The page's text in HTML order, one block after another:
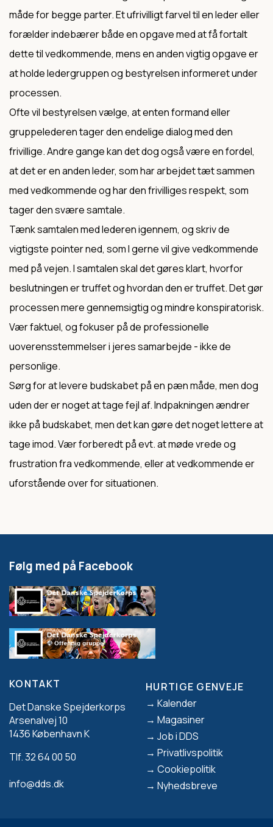
måde for begge parter. Et ufrivilligt farvel til en leder eller
forælder indebærer både en opgave med at få fortalt
dette til vedkommende, mens en anden vigtig opgave er
at holde ledergruppen og bestyrelsen informeret under
processen.
Ofte vil bestyrelsen vælge, at enten formand eller
gruppelederen tager den endelige dialog med den
frivillige. Andre gange kan det dog også være en fordel,
at det er en anden leder, som har arbejdet tæt sammen
med vedkommende og har den frivilliges respekt, som
tager den svære samtale.
Tænk samtalen med lederen igennem, og skriv de
vigtigste pointer ned, som I gerne vil give vedkommende
med på vejen. I samtalen skal det gøres klart, hvorfor
beslutningen er truffet og hvordan den er truffet. Det gør
processen mere gennemsigtig og mindre konspiratorisk.
Vær faktuel, og fokuser på de professionelle
uoverensstemmelser i jeres samarbejde - ikke de
personlige.
Sørg for at levere budskabet på en pæn måde, men dog
uden der er noget at tage fejl af. Indpakningen ændrer
ikke på budskabet, men det kan gøre det noget lettere at
tage imod. Vær forberedt på evt. at møde vrede og
frustration fra vedkommende, eller at vedkommende er
uforstående over for situationen.
Følg med på Facebook
KONTAKT
Det Danske Spejderkorps
Arsenalvej 10
1436 København K
Tlf. 32 64 00 50
info@dds.dk
Footer
HURTIGE GENVEJE
Kalender
Magasiner
Job i DDS
Privatlivspolitik
Cookiepolitik
Nyhedsbreve